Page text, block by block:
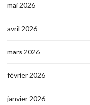
mai 2026
avril 2026
mars 2026
février 2026
janvier 2026